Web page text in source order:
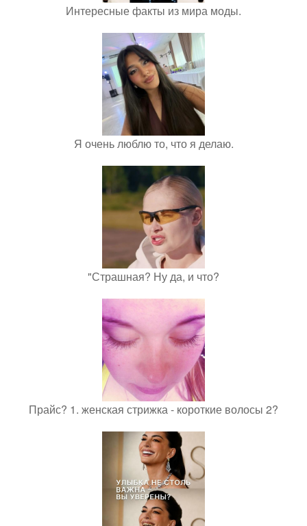
Интересные факты из мира моды.
Я очень люблю то, что я делаю.
"Страшная? Ну да, и что?
Прайс? 1. женская стрижка - короткие волосы 2?